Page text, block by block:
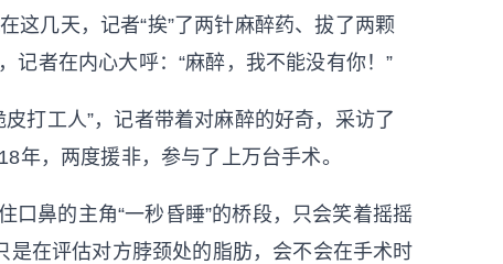
几天，记者“挨”了两针麻醉药、拔了两颗
记者在内心大呼：“麻醉，我不能没有你！”
打工人”，记者带着对麻醉的好奇，采访了
年，两度援非，参与了上万台手术。
鼻的主角“一秒昏睡”的桥段，只会笑着摇摇
是在评估对方脖颈处的脂肪，会不会在手术时